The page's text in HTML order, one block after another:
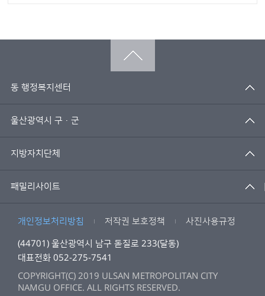
동 행정복지센터
울산광역시 구·군
지방자치단체
패밀리사이트
개인정보처리방침 저작권 보호정책 사진사용규정
(44701) 울산광역시 남구 돋질로 233(달동)
대표전화 052-275-7541
COPYRIGHT(C) 2019 ULSAN METROPOLITAN CITY
NAMGU OFFICE. ALL RIGHTS RESERVED.